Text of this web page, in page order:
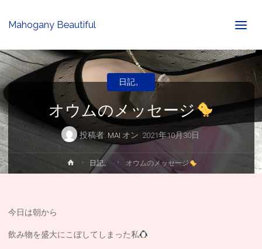
Mahogany Beautiful
オウムのメッセージ
投稿者: MAI オン 2021年10月30日
日記。
ホ
ー
日記。 オウムのメッセージ
今日は朝から
飲み物を盛大にこぼしてしまった私